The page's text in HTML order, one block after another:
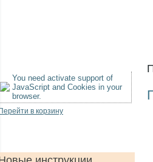
You need activate support of
JavaScript and Cookies in your
browser.
Перейти в корзину